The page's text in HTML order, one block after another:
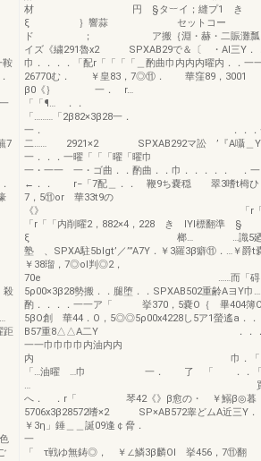
鞍
7
．’x
殺
距
・
材 円 §タ︸イ；縫プ1
ξ ｝響蒜 セットコー
ド ； ア搬｛淵・赫・二賑灘瓢1霧
イズ《繍291魯x2 SPXAB29で＆〔 ・Al三Y．．
巾．．．．「配r「「「「＿酌曲巾内内内曜内．．一
26770む． ￥皇83，7◎⑪． 華窪89，3001
β0《｝ 一． r…
「「¶…
「………「2β82×3β28一．
一． ．．．一
二…… 2921×2 SPXAB292マ訟 ’『A囁＿Y−
一．．．一曜「「「曜「
一・一一 一・ゴ曲．．酌曲．．巾．．．．． ．一
←．． r−「7配＿．． 鞭9ち嚢穏 翠3嗜t栂
7，5⑪or 華33t9の
《》 「r「「
「r「「内削曜2，882×4，228 き lYl標翻準 §
ξ 榔… …識5廼曳
塾 、SPXA駐5blgt’／’”A7Y．￥3羅3β癖⑪．…￥爵t
￥38瑠，7◎ol判◎2，
70e ……而「碍
5ρ00×3β28勢搬．．腿堕．．SPXAB502重齢AヨY巾
酌．．．．一一ア「 挙370，5嚢O｛ 畢404簿
5βO創 華44．O，5◎◎5ρ00x4228し5ア1螢遙a．．
B57重8△△A二Y ．．．一
一一巾巾巾巾内油内内
内 巾．「「「
「…油曜 …巾 一． 了 「 ．．「
…
へ． ．r「 琴42《》β愈の・ ￥鰯β◎暮
5706x3β28572嗜×2 SP×AB572睾どムA近三Y．
￥3η」錘＿＿誕09逢￠脅．
一 …
「 τ戦ゆ無鋳◎， ￥∠鱗3β麟Ol 挙456，7⑪翻